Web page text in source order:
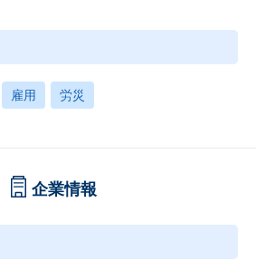
雇用 労災
企業情報